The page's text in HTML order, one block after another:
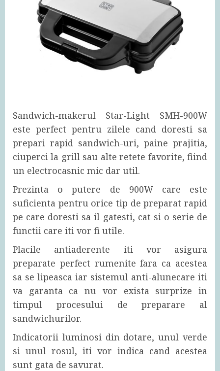
Sandwich-makerul Star-Light SMH-900W
este perfect pentru zilele cand doresti sa
prepari rapid sandwich-uri, paine prajitia,
ciuperci la grill sau alte retete favorite, fiind
un electrocasnic mic dar util.
Prezinta o putere de 900W care este
suficienta pentru orice tip de preparat rapid
pe care doresti sa il gatesti, cat si o serie de
functii care iti vor fi utile.
Placile antiaderente iti vor asigura
preparate perfect rumenite fara ca acestea
sa se lipeasca iar sistemul anti-alunecare iti
va garanta ca nu vor exista surprize in
timpul procesului de preparare al
sandwichurilor.
Indicatorii luminosi din dotare, unul verde
si unul rosul, iti vor indica cand acestea
sunt gata de savurat.